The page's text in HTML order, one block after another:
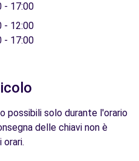
- 17:00
- 12:00
- 17:00
possibili solo durante l'orario
delle chiavi non è
orari.